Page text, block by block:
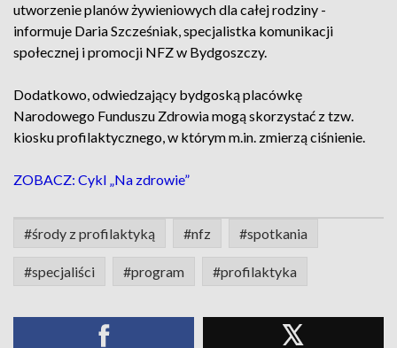
utworzenie planów żywieniowych dla całej rodziny -
informuje Daria Szcześniak, specjalistka komunikacji
społecznej i promocji NFZ w Bydgoszczy.
Dodatkowo, odwiedzający bydgoską placówkę
Narodowego Funduszu Zdrowia mogą skorzystać z tzw.
kiosku profilaktycznego, w którym m.in. zmierzą ciśnienie.
ZOBACZ: Cykl „Na zdrowie”
#środy z profilaktyką #nfz #spotkania
#specjaliści #program #profilaktyka